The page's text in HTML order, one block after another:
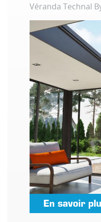
Véranda Technal
En savoir